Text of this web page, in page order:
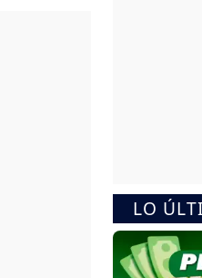
LO